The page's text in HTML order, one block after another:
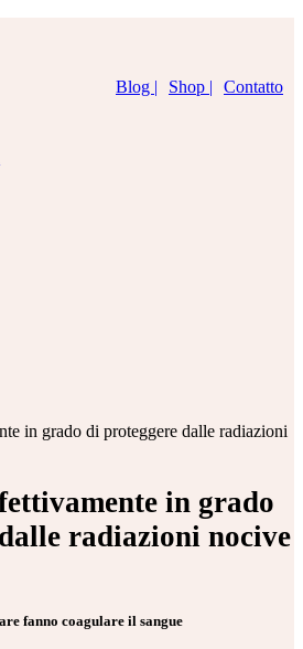
Blog | Shop | Contatto
in grado
radiazioni nocive
fanno coagulare il sangue